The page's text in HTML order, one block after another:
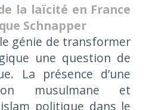
la laïcité en France
Schnapper
génie de transformer
une question de
La présence d’une
musulmane et
islam politique dans le